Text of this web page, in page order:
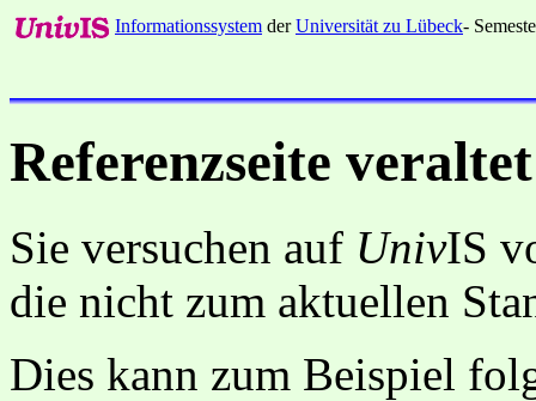
Informationssystem derUniversität zu Lübeck-
Referenzseite veraltet
Sie versuchen auf UnivIS
die nicht zum aktuellen
Dies kann zum Beispiel